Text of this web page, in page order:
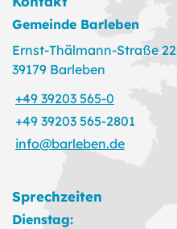
Gemeinde Barleben
Ernst-Thälmann-Straße 22
39179 Barleben
+49 39203 565-0
+49 39203 565-2801
info@barleben.de
Sprechzeiten
Dienstag: